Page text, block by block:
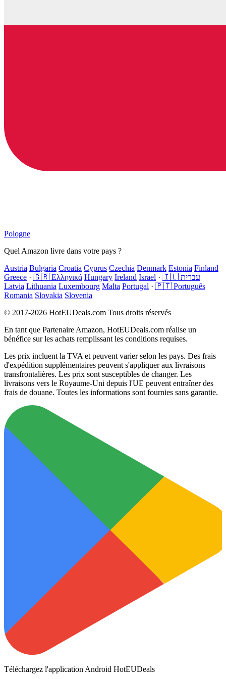
Pologne
Quel Amazon livre dans votre pays ?
Austria Bulgaria Croatia Cyprus Czechia Denmark Estonia Finland
Greece · 🇬🇷 Ελληνικά Hungary Ireland Israel ·
🇮🇱 עברית
Latvia Lithuania Luxembourg Malta Portugal · 🇵🇹 Português
Romania Slovakia Slovenia
© 2017-2026 HotEUDeals.com Tous droits réservés
En tant que Partenaire Amazon, HotEUDeals.com réalise un
bénéfice sur les achats remplissant les conditions requises.
Les prix incluent la TVA et peuvent varier selon les pays. Des frais
d'expédition supplémentaires peuvent s'appliquer aux livraisons
transfrontalières. Les prix sont susceptibles de changer. Les
livraisons vers le Royaume-Uni depuis l'UE peuvent entraîner des
frais de douane. Toutes les informations sont fournies sans garantie.
Téléchargez l'application Android HotEUDeals